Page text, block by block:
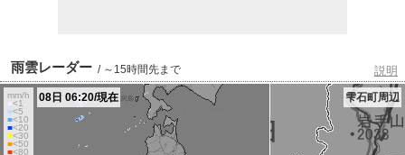
雨雲レーダー / ～15時間先まで 説明
mm/h
■<1
■<5
■<10
■<20
■<30
■<50
■<80
08日 06:20/現在 雫石町周辺